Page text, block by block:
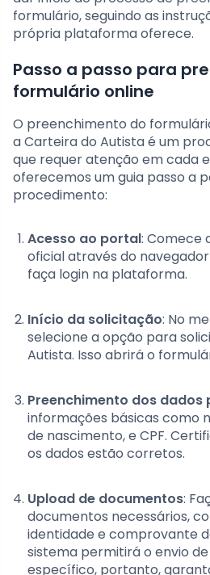
formulário, seguindo as
própria plataforma oferece.
Passo a passo para
formulário online
O preenchimento do
a Carteira do Autista é um
que requer atenção em cada
oferecemos um guia passo a
procedimento:
Acesso ao portal: Comece
oficial através do
faça login na plataforma.
Início da solicitação: No
selecione a opção para
Autista. Isso abrirá o
Preenchimento dos dados
informações básicas como
de nascimento, e CPF.
os dados estão corretos.
Upload de documentos:
documentos necessários,
identidade e comprovante
sistema permitirá o envio
específico, portanto,